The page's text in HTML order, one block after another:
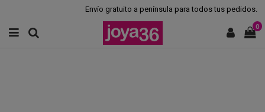
Envío gratuito a península para todos tus pedidos.
0